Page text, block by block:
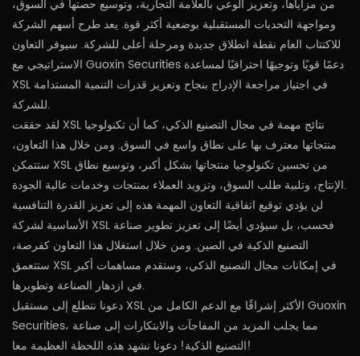
من مزاياها، وتعزيز الوعي بالعلامة التجارية، وتوسيع حصتها في السوق،
ومواجهة التحديات المستقبلية بوضعية أكثر قوة. يعد طرح أسهم الشركة
للاكتتاب العام نقطة انطلاق جديدة ومرحلة أعلى للشركة. سيوفر التعاون
الاستراتيجي مع Guoxin Securities دعمًا قويًا وتوجيهًا احترافيًا لمساعدة
XSL في اجتياز مراجعة الإدراج بنجاح وتعزيز قدرات التنمية المستدامة
للشركة.
لقد حققت XSL نتائج مهمة في مجال التصنيع الذكي، كما أن تكنولوجيا
منتجاتها معترف بها على نطاق واسع في السوق. ومن خلال هذا التعاون،
ستتمكن XSL من تحسين تكنولوجيا منتجاتها بشكل أكبر، وتوسيع نطاق
الإنتاج، وتلبية طلب السوق، وتزويد العملاء بمنتجات وخدمات عالية الجودة.
لن يؤدي توقيع اتفاقية التعاون المهمة هذه إلى تعزيز القدرة التنافسية
الأساسية لشركة XSL فحسب، بل سيؤدي أيضًا إلى تعزيز تطوير صناعة
التصنيع الذكية في الصين. ومن خلال استغلال هذا التعاون كفرصة،
ستتعمق XSL في إمكانات مجال التصنيع الذكي، وستقدم مساهمات أكبر
في ازدهار الصناعة وتطويرها.
دعونا نتطلع إلى مستقبل XSL الأكثر إشراقًا مع الدعم الكامل من Guoxin
Securities، مما يجلب المزيد من المفاجآت والابتكارات إلى صناعة
التصنيع الذكية! دعونا نشهد هذه اللحظة العظيمة معا!